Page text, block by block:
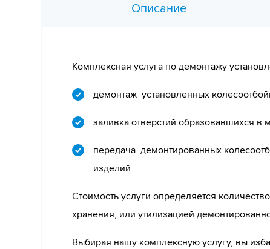
Описание
Комплексная услуга по демонтажу
демонтаж установленных
заливка отверстий образовавшихся
передача демонтированных
изделий
Стоимость услуги определяется
хранения, или утилизацией
Выбирая нашу комплексную услугу, вы